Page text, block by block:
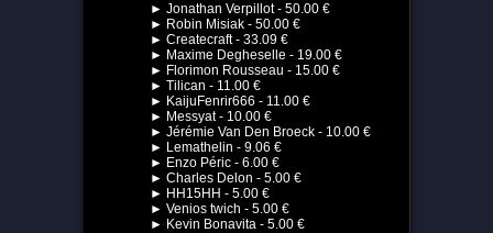
► Jonathan Verpillot - 50.00 €
► Robin Misiak - 50.00 €
► Createcraft - 33.09 €
► Maxime Degheselle - 19.00 €
► Florimon Rousseau - 15.00 €
► Tilican - 11.00 €
► KaijuFenrir666 - 11.00 €
► Messyat - 10.00 €
► Jérémie Van Den Broeck - 10.00 €
► Lemathelin - 9.06 €
► Enzo Péric - 6.00 €
► Charles Delon - 5.00 €
► HH15HH - 5.00 €
► Venios twich - 5.00 €
► Kevin Bonavita - 5.00 €